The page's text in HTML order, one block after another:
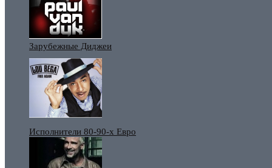
Зарубежные Диджеи
Исполнители 80-90-х Евро